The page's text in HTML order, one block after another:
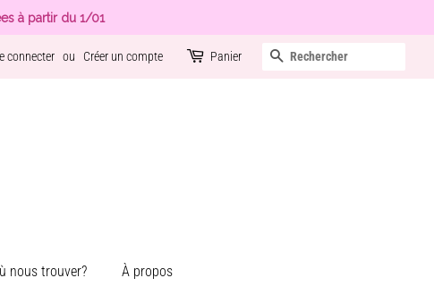
à partir du 1/01
connecter ou Créer un compte Panier Recherche
nous trouver? À propos